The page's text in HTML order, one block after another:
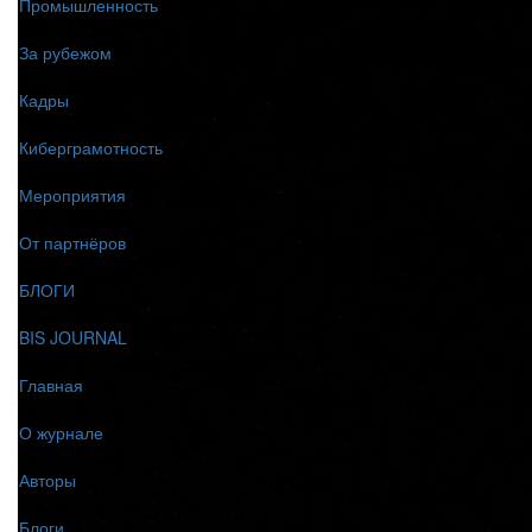
Промышленность
За рубежом
Кадры
Киберграмотность
Мероприятия
От партнёров
БЛОГИ
BIS JOURNAL
Главная
О журнале
Авторы
Блоги